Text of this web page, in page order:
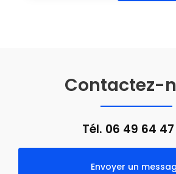
Contactez-
Tél. 06 49 64
Envoyer un